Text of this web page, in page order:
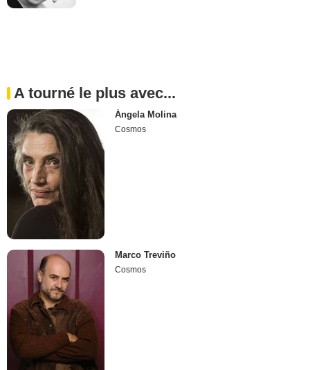
A tourné le plus avec...
Ángela Molina
Cosmos
Marco Treviño
Cosmos